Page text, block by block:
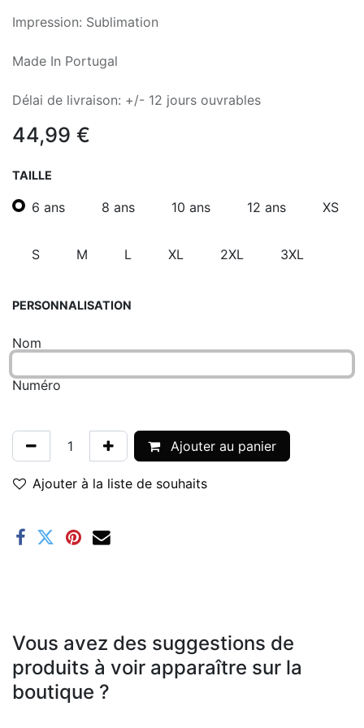
Impression: Sublimation
Made In Portugal
Délai de livraison: +/- 12 jours ouvrables
44,99 €
TAILLE
6 ans 8 ans 10 ans 12 ans XS
S M L XL 2XL 3XL
PERSONNALISATION
Nom
Numéro
Ajouter au panier
Ajouter à la liste de souhaits
Vous avez des suggestions de
produits à voir apparaître sur la
boutique ?